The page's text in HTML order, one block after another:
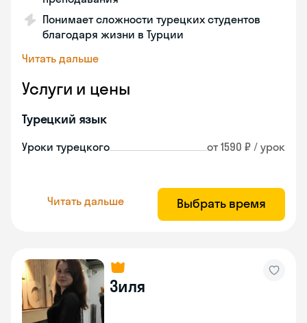
Понимает сложности турецких студентов
благодаря жизни в Турции
Читать дальше
Услуги и цены
Турецкий язык
Уроки турецкого от 1590 ₽ / урок
Читать дальше Выбрать время
Зиля